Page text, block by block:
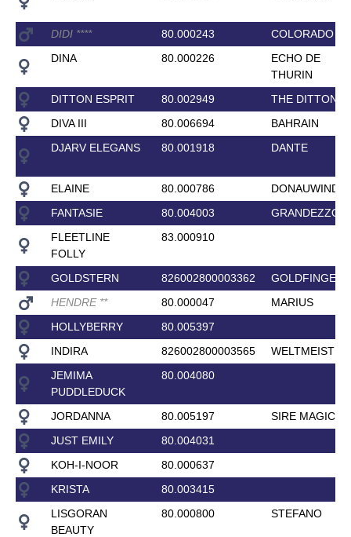
DIDI **** 80.000243
COLORADO XX
DINA
80.000226
ECHO DE
THURIN
DITTON ESPRIT
80.002949
THE DITTON
DIVA III
80.006694
BAHRAIN
DJARV ELEGANS
80.001918 DANTE
ELAINE 80.000786
DONAUWIND
FANTASIE
80.004003
GRANDEZZO
FLEETLINE
FOLLY
83.000910
GOLDSTERN 826002800003362
GOLDFINGER
HENDRE ** 80.000047
MARIUS
HOLLYBERRY
80.005397
INDIRA
826002800003565
WELTMEISTER
JEMIMA
PUDDLEDUCK
80.004080
JORDANNA 80.005197
SIRE MAGIC
JUST EMILY
80.004031
KOH-I-NOOR
80.000637
KRISTA
80.003415
LISGORAN
BEAUTY
80.000800 STEFANO